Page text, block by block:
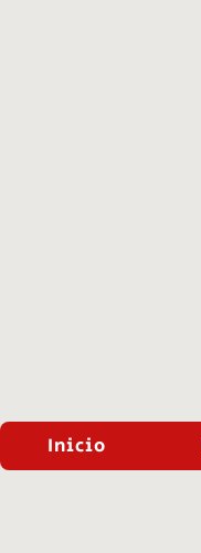
Inicio